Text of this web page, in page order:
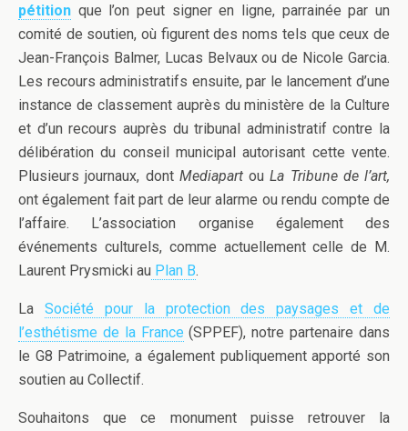
pétition que l’on peut signer en ligne, parrainée par un
comité de soutien, où figurent des noms tels que ceux de
Jean-François Balmer, Lucas Belvaux ou de Nicole Garcia.
Les recours administratifs ensuite, par le lancement d’une
instance de classement auprès du ministère de la Culture
et d’un recours auprès du tribunal administratif contre la
délibération du conseil municipal autorisant cette vente.
Plusieurs journaux, dont MediapartouLa Tribune de l’art,
ont également fait part de leur alarme ou rendu compte de
l’affaire. L’association organise également des
événements culturels, comme actuellement celle de M.
Laurent Prysmicki au Plan B.
La Société pour la protection des paysages et de
l’esthétisme de la France (SPPEF), notre partenaire dans
le G8 Patrimoine, a également publiquement apporté son
soutien au Collectif.
Souhaitons que ce monument puisse retrouver la